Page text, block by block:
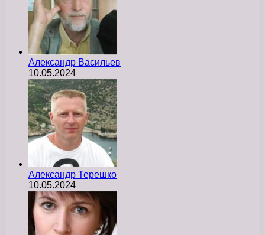
Александр Васильев
10.05.2024
Александр Терешко
10.05.2024